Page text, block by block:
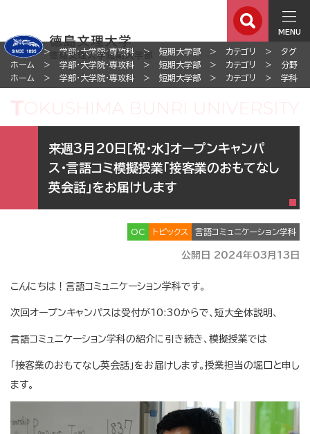
MENU
ホーム 学部・大学院・専攻科 短期大学部 カテゴリ
タグ
ホーム
学部・大学院・専攻科 短期大学部 カテゴリ
分野
ホーム
学部・大学院・専攻科 短期大学部 カテゴリ 学科
来週3月20日［祝・水］オープンキャンパ
ス・言語コミ模擬授業「接客業のおもてなし
英会話」をお届けします
OC トピックス 言語コミュニケーション学科
公開日 2024年03月13日
こんにちは！言語コミュニケーション学科です。
次回オープンキャンパスは受付が10:30からで、短大全体説明、
言語コミュニケーション学科の紹介に引き続き、模擬授業では
「接客業のおもてなし英会話」をお届けします。授業担当の堀口と申し
ます。